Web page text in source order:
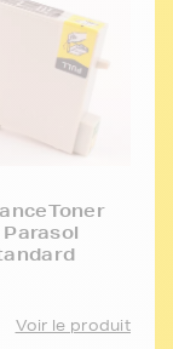
Voir le produit